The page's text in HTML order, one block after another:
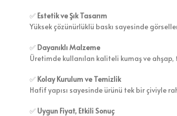
✅ Estetik ve Şık Tasarım
Yüksek çözünürlüklü baskı sayesinde
✅ Dayanıklı Malzeme
Üretimde kullanılan kaliteli kumaş ve ahşap,
✅ Kolay Kurulum ve Temizlik
Hafif yapısı sayesinde ürünü tek bir çiviyle
✅ Uygun Fiyat, Etkili Sonuç